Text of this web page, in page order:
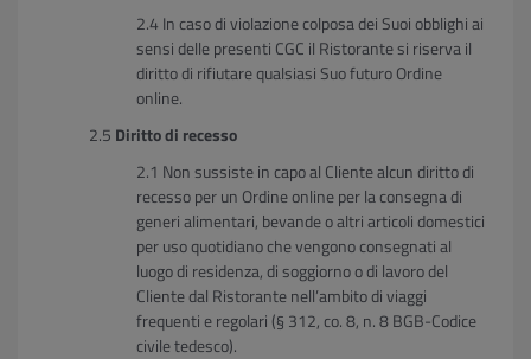
In caso di violazione colposa dei Suoi obblighi ai
sensi delle presenti CGC il Ristorante si riserva il
diritto di rifiutare qualsiasi Suo futuro Ordine
online.
Diritto di recesso
Non sussiste in capo al Cliente alcun diritto di
recesso per un Ordine online per la consegna di
generi alimentari, bevande o altri articoli domestici
per uso quotidiano che vengono consegnati al
luogo di residenza, di soggiorno o di lavoro del
Cliente dal Ristorante nell’ambito di viaggi
frequenti e regolari (§ 312, co. 8, n. 8 BGB-Codice
civile tedesco).